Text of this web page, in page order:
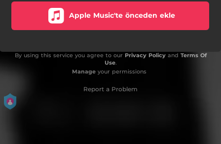
Apple Music'te önceden ekle
By using this service you agree to our Privacy Policyand Terms Of
Use.
Manageyour permissions
Report a Problem